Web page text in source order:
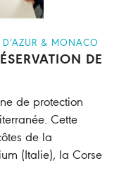
D’AZUR & MONACO
DE
de protection
Cette
de la
(Italie), la Corse